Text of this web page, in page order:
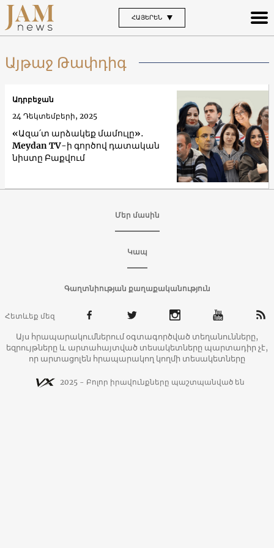
ՀԱՅԵՐԵՆ
Այթաջ Թափդիգ
«Ազա՛տ արձակեք մամուլը»․
Meydan TV-ի գործով դատական
նիստը Բաքվում
Ադրբեջան
24 Դեկտեմբերի, 2025
Մեր մասին
Կապ
Գաղտնիության քաղաքականություն
Հետևեք մեզ
Այս հրապարակումներում օգտագործված տեղանունները,
եզրույթները և արտահայտված տեսակետները պարտադիր չէ,
որ արտացոլեն հրապարակող կողմի տեսակետները
2025 - Բոլոր իրավունքները պաշտպանված են